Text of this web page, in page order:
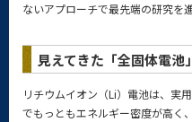
ないアプローチで最先端の研究を
見えてきた「全固体電池
リチウムイオン（Li）電池は、実
でもっともエネルギー密度が高く